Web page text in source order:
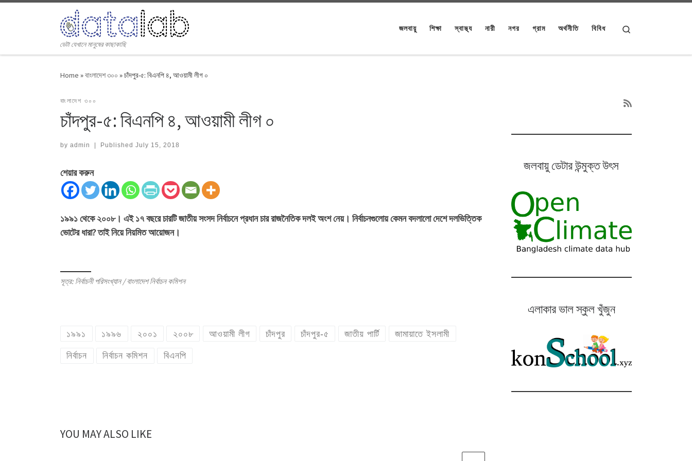
ডেটা যেখানে মানুষের কাছাকাছি
জলবায়ু শিক্ষা স্বাস্থ্য নারী নগর গ্রাম অর্থনীতি বিবিধ
Home »বাংলাদেশ ৩০০ »চাঁদপুর-৫: বিএনপি ৪, আওয়ামী লীগ ০
বাংলাদেশ ৩০০
চাঁদপুর-৫: বিএনপি ৪, আওয়ামী লীগ ০
by admin | Published July 15, 2018
শেয়ার করুন
১৯৯১ থেকে ২০০৮। এই ১৭ বছরে চারটি জাতীয় সংসদ নির্বাচনে প্রধান চার রাজনৈতিক দলই অংশ নেয়। নির্বাচনগুলোয় কেমন বদলালো দেশে দলভিত্তিক
ভোটের ধারা? তাই নিয়ে নিয়মিত আয়োজন।
সূত্র: নির্বাচনী পরিসংখ্যান / বাংলাদেশ নির্বাচন কমিশন
১৯৯১ ১৯৯৬ ২০০১ ২০০৮ আওয়ামী লীগ চাঁদপুর চাঁদপুর-৫ জাতীয় পার্টি জামায়াতে ইসলামী
নির্বাচন নির্বাচন কমিশন বিএনপি
YOU MAY ALSO LIKE
জলবায়ু ডেটার উন্মুক্ত উৎস
এলাকার ভাল স্কুল খুঁজুন